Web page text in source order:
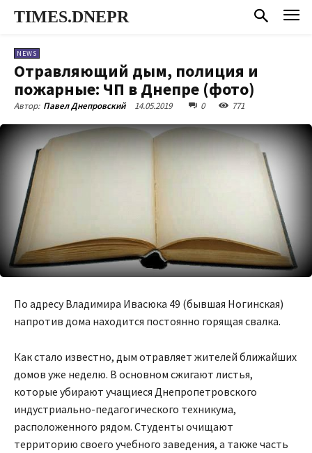
TIMES.DNEPR
NEWS
Отравляющий дым, полиция и
пожарные: ЧП в Днепре (фото)
Автор: Павел Днепровский 14.05.2019 0 771
По адресу Владимира Ивасюка 49 (бывшая Ногинская)
напротив дома находится постоянно горящая свалка.
Как стало известно, дым отравляет жителей ближайших
домов уже неделю. В основном сжигают листья,
которые убирают учащиеся Днепропетровского
индустриально-педагогического техникума,
расположенного рядом. Студенты очищают
территорию своего учебного заведения, а также часть